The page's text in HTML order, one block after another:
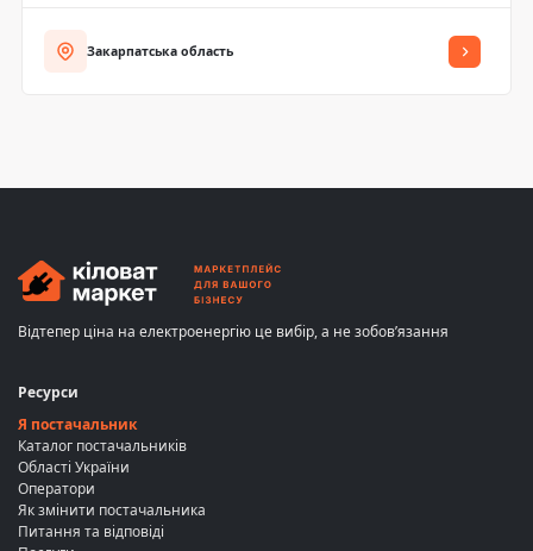
Закарпатська область
Відтепер ціна на електроенергію це вибір, а не зобов’язання
Ресурси
Я постачальник
Каталог постачальників
Області України
Оператори
Як змінити постачальника
Питання та відповіді